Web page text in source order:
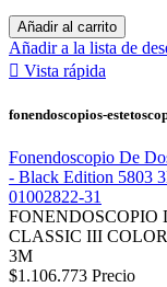
Añadir al carrito
Añadir a la lista de
 Vista rápida
fonendoscopios-
Fonendoscopio De
- Black Edition 5803
01002822-31
FONENDOSCOPIO
CLASSIC III
3M
$1.106.773 Precio